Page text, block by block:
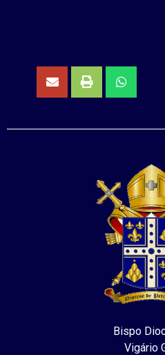
Bispo
Vigário